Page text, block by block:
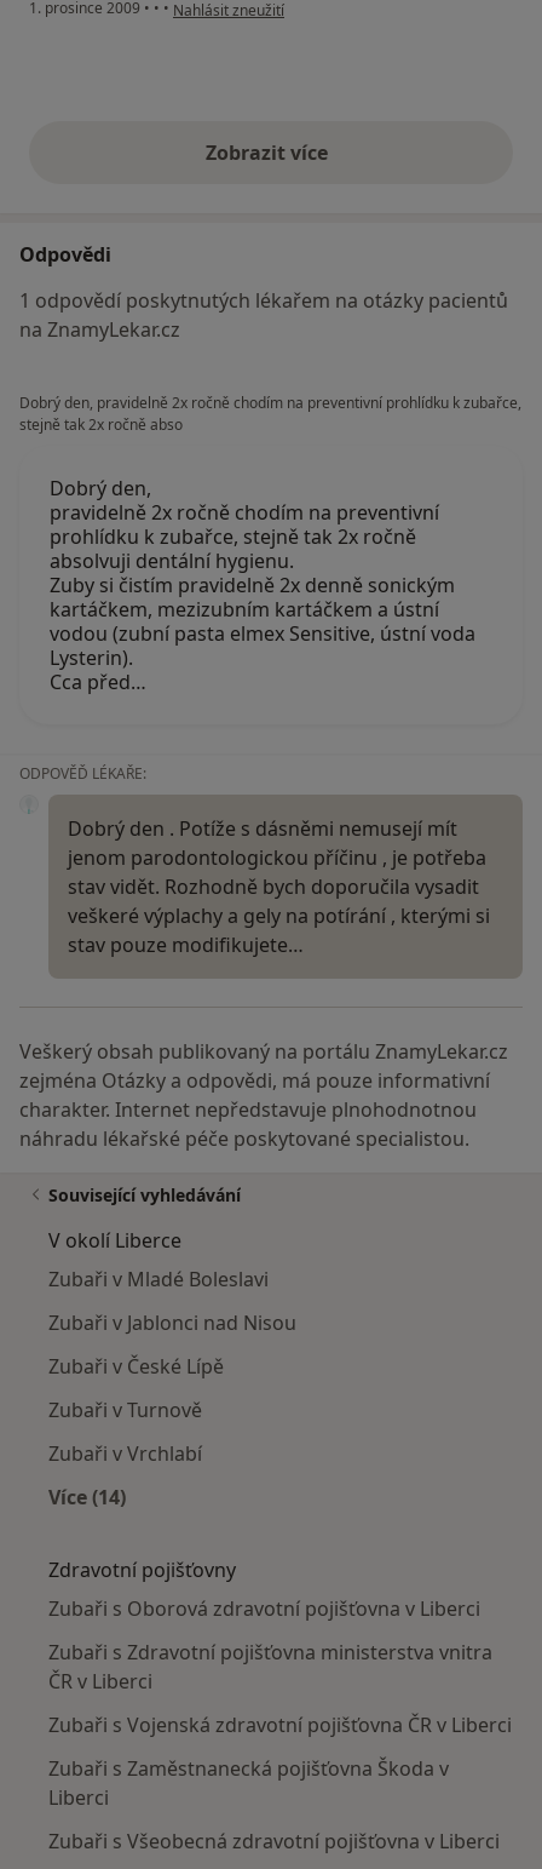
1. prosince 2009 • • • Nahlásit zneužití
Zobrazit vícevýše uvedené názory
Odpovědi
1 odpovědí poskytnutých lékařem na otázky pacientů
na ZnamyLekar.cz
Dobrý den, pravidelně 2x ročně chodím na preventivní prohlídku k zubařce,
stejně tak 2x ročně abso
Dobrý den,
pravidelně 2x ročně chodím na preventivní
prohlídku k zubařce, stejně tak 2x ročně
absolvuji dentální hygienu.
Zuby si čistím pravidelně 2x denně sonickým
kartáčkem, mezizubním kartáčkem a ústní
vodou (zubní pasta elmex Sensitive, ústní voda
Lysterin).
Cca před…
ODPOVĚĎ LÉKAŘE:
Dobrý den . Potíže s dásněmi nemusejí mít
jenom parodontologickou příčinu , je potřeba
stav vidět. Rozhodně bych doporučila vysadit
veškeré výplachy a gely na potírání , kterými si
stav pouze modifikujete…
Veškerý obsah publikovaný na portálu ZnamyLekar.cz
zejména Otázky a odpovědi, má pouze informativní
charakter. Internet nepředstavuje plnohodnotnou
náhradu lékařské péče poskytované specialistou.
Související vyhledávání
V okolí Liberce
Zubaři v Mladé Boleslavi
Zubaři v Jablonci nad Nisou
Zubaři v České Lípě
Zubaři v Turnově
Zubaři v Vrchlabí
Více (14)
Zdravotní pojišťovny
Zubaři s Oborová zdravotní pojišťovna v Liberci
Zubaři s Zdravotní pojišťovna ministerstva vnitra
ČR v Liberci
Zubaři s Vojenská zdravotní pojišťovna ČR v Liberci
Zubaři s Zaměstnanecká pojišťovna Škoda v
Liberci
Zubaři s Všeobecná zdravotní pojišťovna v Liberci